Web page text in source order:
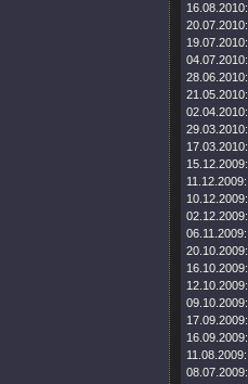
16.08.2010:
20.07.2010:
19.07.2010:
04.07.2010:
28.06.2010:
21.05.2010:
02.04.2010:
29.03.2010:
17.03.2010:
15.12.2009:
11.12.2009:
10.12.2009:
02.12.2009:
06.11.2009:
20.10.2009:
16.10.2009:
12.10.2009:
09.10.2009:
17.09.2009:
16.09.2009:
11.08.2009:
08.07.2009: